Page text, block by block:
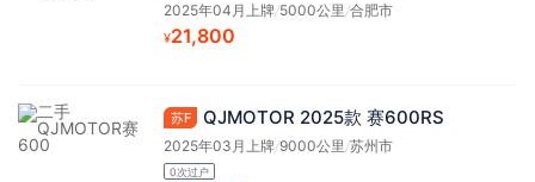
2025年04月上牌/5000公里/合肥市
¥21,800
苏F QJMOTOR 2025款 赛600RS
2025年03月上牌/9000公里/苏州市
0次过户